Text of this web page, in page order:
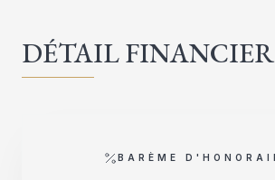
DÉTAIL FINANCIER
BARÈME